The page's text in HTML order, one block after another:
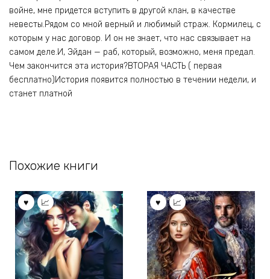
войне, мне придется вступить в другой клан, в качестве
невесты.Рядом со мной верный и любимый страж. Кормилец, с
которым у нас договор. И он не знает, что нас связывает на
самом деле.И, Эйдан — раб, который, возможно, меня предал.
Чем закончится эта история?ВТОРАЯ ЧАСТЬ ( первая
бесплатно)История появится полностью в течении недели, и
станет платной
Похожие книги